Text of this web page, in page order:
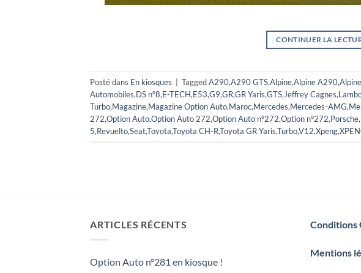
CONTINUER LA
Posté dans En kiosques | TaggedA290,A290 GTS,Alpine,Alpine A290,
Automobiles,DS n°8,E-TECH,E53,G9,GR,GR Yaris,GTS,Jeffrey Cagnes,
Turbo,Magazine,Magazine Option Auto,Maroc,Mercedes,Mercedes-AMG,
272,Option Auto,Option Auto 272,Option Auto n°272,Option n°272,Porsche,
5,Revuelto,Seat,Toyota,Toyota CH-R,Toyota GR Yaris,Turbo,V12,Xpeng,
ARTICLES RÉCENTS
Option Auto n°281 en kiosque !
Conditions
Mentions